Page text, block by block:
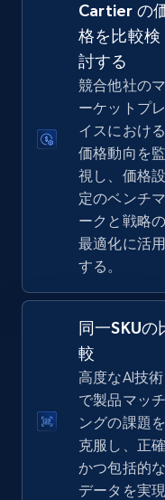
Amazon sellers
Seller id, URL,
info, Stars,
2.5K+
URL, Product id,
Seller reviews,
2.5K+
eBay - Gather
specified
URL, Product id,
Seller reviews,
Cartier の
格を比較検
討する
競合他社のマ
ーケットプレ
イスにおける
価格動向を監
視し、価格設
定のベンチマ
ークと戦略の
最適化に活用
する。
同一SKUの
較
高度なAI技術
で製品マッチ
ングの課題を
克服し、正確
かつ包括的な
データを実現